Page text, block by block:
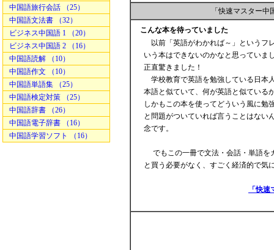
中国語旅行会話 （25）
中国語文法書 （32）
ビジネス中国語 1 （20）
ビジネス中国語 2 （16）
中国語読解 （10）
中国語作文 （10）
中国語単語集 （25）
中国語検定対策 （25）
中国語辞書 （26）
中国語電子辞書 （16）
中国語学習ソフト （16）
「快速マスター
こんな本を待っていました
以前「英語がわかれば～」というフ
いう本はできないのかなと思っていま
正直驚きました！
学校教育で英語を勉強している日本
本語と似ていて、何が英語と似ている
しかもこの本を使ってどういう風に勉
と問題がついていれば言うことはない
念です。
でもこの一冊で文法・会話・単語を
と買う必要がなく、すごく経済的で気
「快